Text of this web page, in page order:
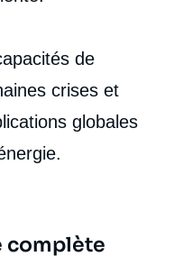
de
crises et
globales
complète